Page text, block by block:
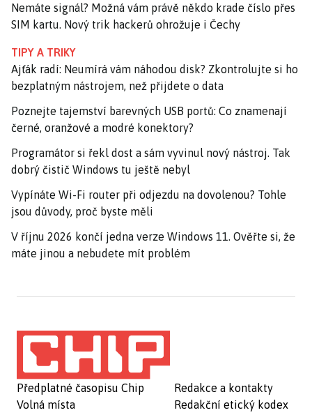
Nemáte signál? Možná vám právě někdo krade číslo přes
SIM kartu. Nový trik hackerů ohrožuje i Čechy
TIPY A TRIKY
Ajťák radí: Neumírá vám náhodou disk? Zkontrolujte si ho
bezplatným nástrojem, než přijdete o data
Poznejte tajemství barevných USB portů: Co znamenají
černé, oranžové a modré konektory?
Programátor si řekl dost a sám vyvinul nový nástroj. Tak
dobrý čistič Windows tu ještě nebyl
Vypínáte Wi-Fi router při odjezdu na dovolenou? Tohle
jsou důvody, proč byste měli
V říjnu 2026 končí jedna verze Windows 11. Ověřte si, že
máte jinou a nebudete mít problém
Předplatné časopisu Chip
Volná místa
Redakce a kontakty
Redakční etický kodex